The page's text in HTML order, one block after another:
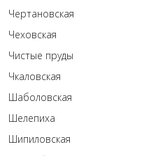
Чертановская
Чеховская
Чистые пруды
Чкаловская
Шаболовская
Шелепиха
Шипиловская